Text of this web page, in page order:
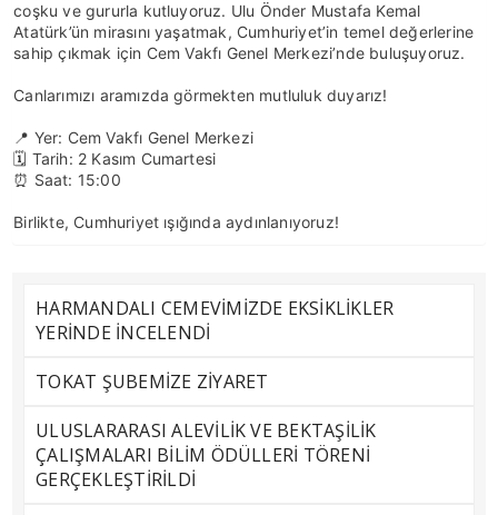
coşku ve gururla kutluyoruz. Ulu Önder Mustafa Kemal
Atatürk’ün mirasını yaşatmak, Cumhuriyet’in temel değerlerine
sahip çıkmak için Cem Vakfı Genel Merkezi’nde buluşuyoruz.
Canlarımızı aramızda görmekten mutluluk duyarız!
📍 Yer: Cem Vakfı Genel Merkezi
🗓️ Tarih: 2 Kasım Cumartesi
⏰ Saat: 15:00
Birlikte, Cumhuriyet ışığında aydınlanıyoruz!
HARMANDALI CEMEVİMİZDE EKSİKLİKLER
YERİNDE İNCELENDİ
TOKAT ŞUBEMİZE ZİYARET
ULUSLARARASI ALEVİLİK VE BEKTAŞİLİK
ÇALIŞMALARI BİLİM ÖDÜLLERİ TÖRENİ
GERÇEKLEŞTİRİLDİ